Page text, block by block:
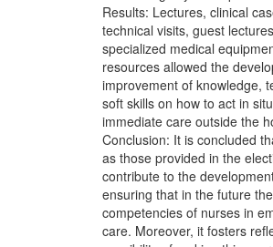
Results: Lectures, clinical
technical visits, guest
specialized medical
resources allowed the
improvement of knowledge,
soft skills on how to act in
immediate care outside the
Conclusion: It is concluded
as those provided in the
contribute to the
ensuring that in the future
competencies of nurses in
care. Moreover, it fosters